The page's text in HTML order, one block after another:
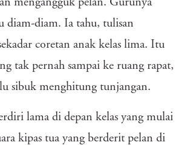
mengangguk pelan. Gurunya
diam-diam. Ia tahu, tulisan
coretan anak kelas lima. Itu
tak pernah sampai ke ruang rapat,
sibuk menghitung tunjangan.
lama di depan kelas yang mulai
kipas tua yang berderit pelan di